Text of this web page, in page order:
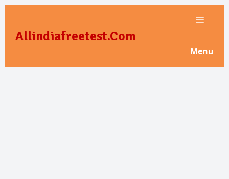
content
Allindiafreetest.Com
Menu